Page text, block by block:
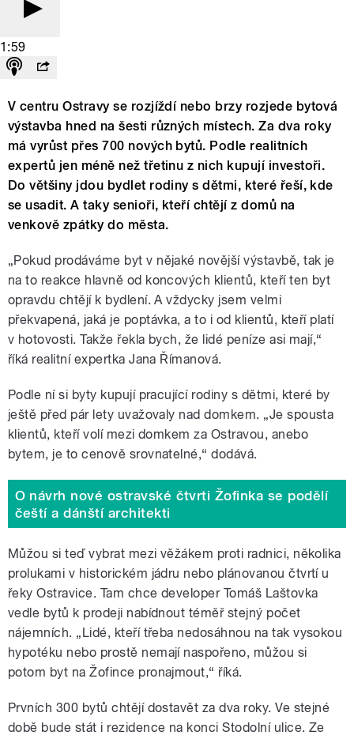
1:59
V centru Ostravy se rozjíždí nebo brzy rozjede bytová
výstavba hned na šesti různých místech. Za dva roky
má vyrůst přes 700 nových bytů. Podle realitních
expertů jen méně než třetinu z nich kupují investoři.
Do většiny jdou bydlet rodiny s dětmi, které řeší, kde
se usadit. A taky senioři, kteří chtějí z domů na
venkově zpátky do města.
„Pokud prodáváme byt v nějaké novější výstavbě, tak je
na to reakce hlavně od koncových klientů, kteří ten byt
opravdu chtějí k bydlení. A vždycky jsem velmi
překvapená, jaká je poptávka, a to i od klientů, kteří platí
v hotovosti. Takže řekla bych, že lidé peníze asi mají,“
říká realitní expertka Jana Římanová.
Podle ní si byty kupují pracující rodiny s dětmi, které by
ještě před pár lety uvažovaly nad domkem. „Je spousta
klientů, kteří volí mezi domkem za Ostravou, anebo
bytem, je to cenově srovnatelné,“ dodává.
O návrh nové ostravské čtvrti Žofinka se podělí
čeští a dánští architekti
Můžou si teď vybrat mezi věžákem proti radnici, několika
prolukami v historickém jádru nebo plánovanou čtvrtí u
řeky Ostravice. Tam chce developer Tomáš Laštovka
vedle bytů k prodeji nabídnout téměř stejný počet
nájemních. „Lidé, kteří třeba nedosáhnou na tak vysokou
hypotéku nebo prostě nemají naspořeno, můžou si
potom byt na Žofince pronajmout,“ říká.
Prvních 300 bytů chtějí dostavět za dva roky. Ve stejné
době bude stát i rezidence na konci Stodolní ulice. Ze